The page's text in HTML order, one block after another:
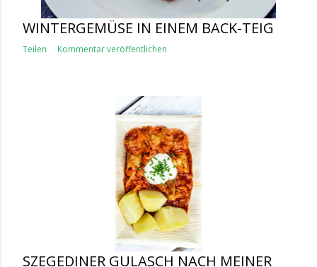
WINTERGEMÜSE IN EINEM BACK-TEIG
Teilen Kommentar veröffentlichen
SZEGEDINER GULASCH NACH MEINER